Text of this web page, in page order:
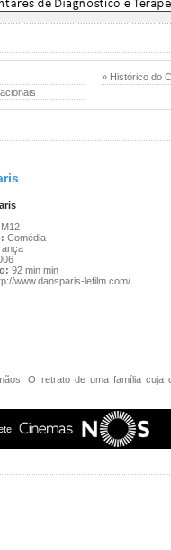
» Histórico do
M12
Comédia
92 min min
www.dansparis-lefilm.com/
O retrato de uma família cuja